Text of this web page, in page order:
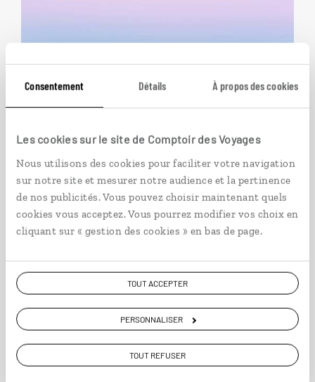
Consentement Détails À propos des cookies
Les cookies sur le site de Comptoir des Voyages
Nous utilisons des cookies pour faciliter votre navigation
sur notre site et mesurer notre audience et la pertinence
de nos publicités. Vous pouvez choisir maintenant quels
cookies vous acceptez. Vous pourrez modifier vos choix en
cliquant sur « gestion des cookies » en bas de page.
TOUT ACCEPTER
PERSONNALISER
TOUT REFUSER
Ilulissat, le village aux
icebergs
Séjour au Groenland : Ilulissat et sa baie de
8 jours / 7 nuits
à partir de 3800€